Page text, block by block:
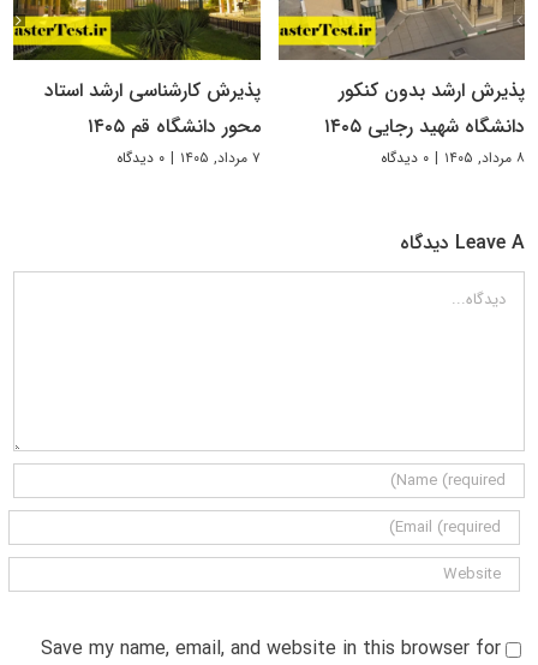
پذیرش ارشد بدون کنکور
دانشگاه شهید رجایی ۱۴۰۵
۸ مرداد, ۱۴۰۵ | ۰ دیدگاه
پذیرش کارشناسی ارشد استاد
محور دانشگاه قم ۱۴۰۵
۷ مرداد, ۱۴۰۵ | ۰ دیدگاه
Leave A دیدگاه
دیدگاه
Save my name, email, and website in this browser for